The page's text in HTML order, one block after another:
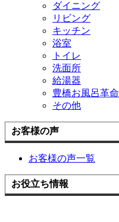
ダイニング
リビング
キッチン
浴室
トイレ
洗面所
給湯器
豊橋お風呂革命
その他
お客様の声
お客様の声一覧
お役立ち情報